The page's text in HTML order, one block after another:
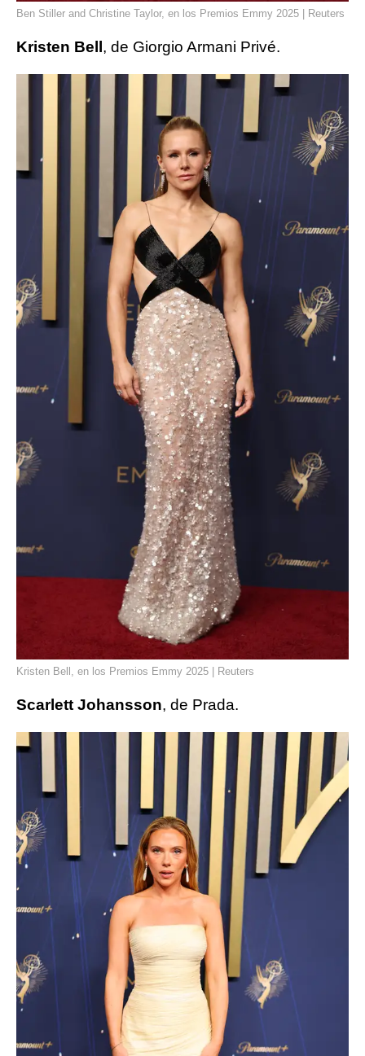
Ben Stiller and Christine Taylor, en los Premios Emmy 2025 | Reuters
Kristen Bell, de Giorgio Armani Privé.
Kristen Bell, en los Premios Emmy 2025 | Reuters
Scarlett Johansson, de Prada.